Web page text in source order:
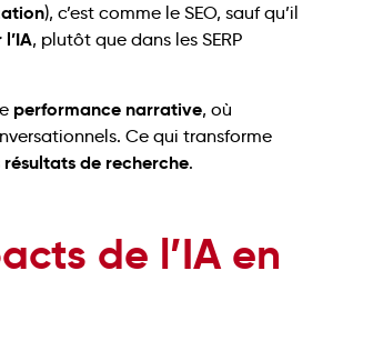
), c’est comme le SEO, sauf qu’il
, plutôt que dans les SERP
performance narrative, où
Ce qui transforme
résultats de recherche.
de l’IA en